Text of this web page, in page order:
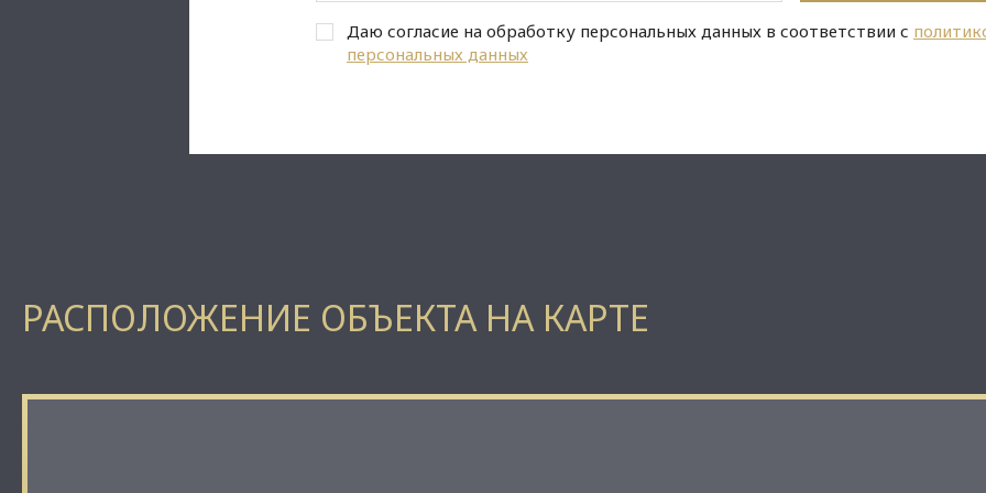
Даю согласие на обработку персональных данных в соответствии с
персональных данных
РАСПОЛОЖЕНИЕ ОБЪЕКТА НА КАРТЕ